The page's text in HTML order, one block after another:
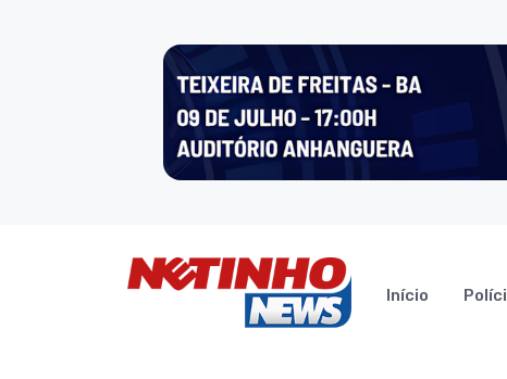
Início